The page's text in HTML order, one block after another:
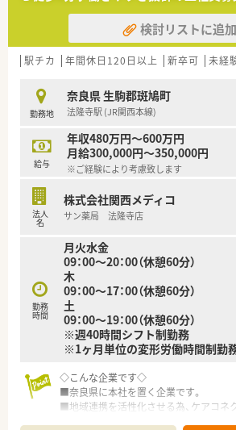
検討リストに追加
駅チカ 年間休日120日以上 新卒可 未経
勤務地
奈良県 生駒郡斑鳩町
法隆寺駅 (JR関西本線)
給与
年収480万円～600万円
月給300,000円～350,000円
※ご経験により考慮致します
法人
名
株式会社関西メディコ
サン薬局 法隆寺店
勤務
時間
月火水金
09：00～20：00（休憩60分）
木
09：00～17：00（休憩60分）
土
09：00～19：00（休憩60分）
※週40時間シフト制勤務
※1ヶ月単位の変形労働時間制勤
◇こんな企業です◇
■奈良県に本社を置く企業です。
■地域連携を活性化させる為、ケアコネ